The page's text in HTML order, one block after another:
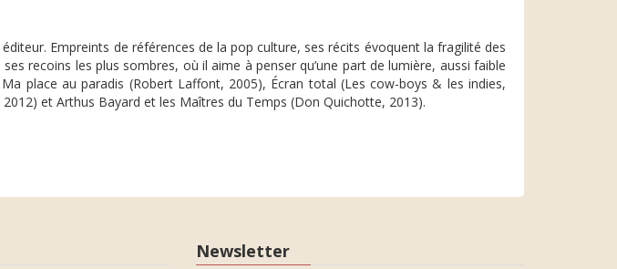
Empreints de références de la pop culture, ses récits évoquent la fragilité des
recoins les plus sombres, où il aime à penser qu’une part de lumière, aussi faible
place au paradis (Robert Laffont, 2005), Écran total (Les cow-boys & les indies,
et Arthus Bayard et les Maîtres du Temps (Don Quichotte, 2013).
Newsletter